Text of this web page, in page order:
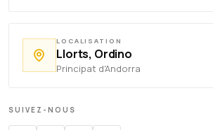
LOCALISATION
Llorts, Ordino
Principat d'Andorra
SUIVEZ-NOUS